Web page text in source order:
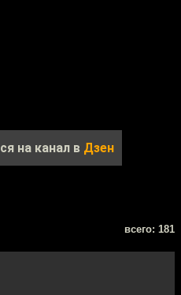
на канал в Дзен
всего: 181